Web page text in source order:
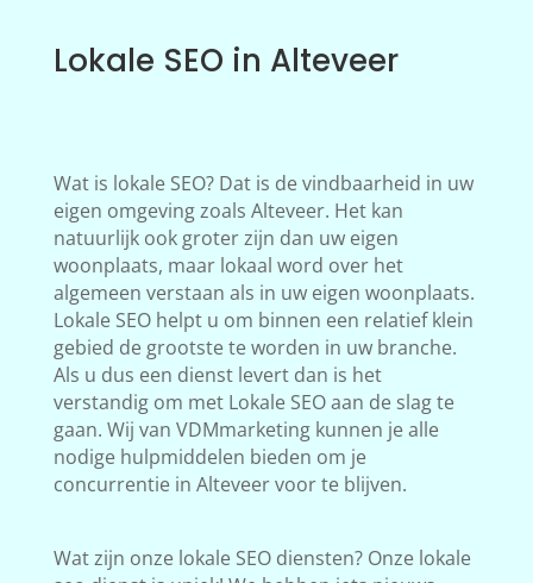
Lokale SEO in Alteveer
Wat is lokale SEO? Dat is de vindbaarheid in uw
eigen omgeving zoals Alteveer. Het kan
natuurlijk ook groter zijn dan uw eigen
woonplaats, maar lokaal word over het
algemeen verstaan als in uw eigen woonplaats.
Lokale SEO helpt u om binnen een relatief klein
gebied de grootste te worden in uw branche.
Als u dus een dienst levert dan is het
verstandig om met Lokale SEO aan de slag te
gaan. Wij van VDMmarketing kunnen je alle
nodige hulpmiddelen bieden om je
concurrentie in Alteveer voor te blijven.
Wat zijn onze lokale SEO diensten? Onze lokale